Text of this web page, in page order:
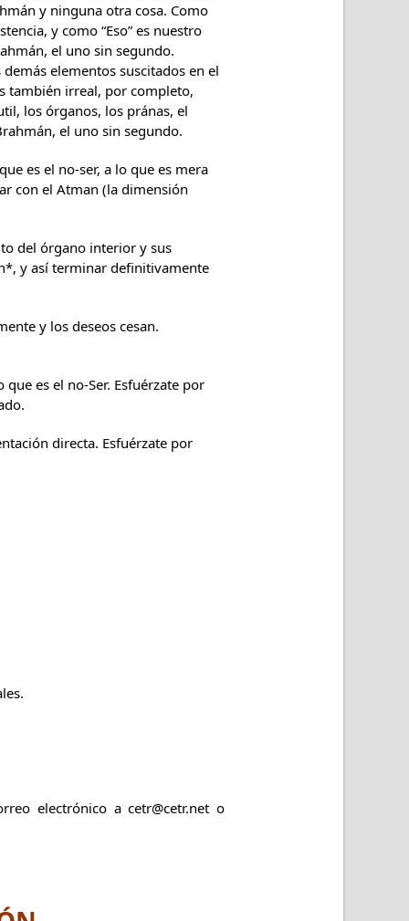
y ninguna otra cosa. Como
y como “Eso” es nuestro
el uno sin segundo.
elementos suscitados en el
también irreal, por completo,
los órganos, los pránas, el
el uno sin segundo.
es el no-ser, a lo que es mera
con el Atman (la dimensión
del órgano interior y sus
y así terminar definitivamente
y los deseos cesan.
es el no-Ser. Esfuérzate por
directa. Esfuérzate por
electrónico a cetr@cetr.net o